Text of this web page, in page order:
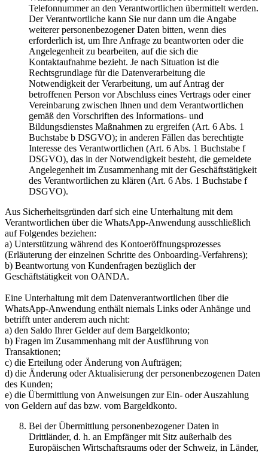
Telefonnummer an den Verantwortlichen übermittelt werden.
Der Verantwortliche kann Sie nur dann um die Angabe
weiterer personenbezogener Daten bitten, wenn dies
erforderlich ist, um Ihre Anfrage zu beantworten oder die
Angelegenheit zu bearbeiten, auf die sich die
Kontaktaufnahme bezieht. Je nach Situation ist die
Rechtsgrundlage für die Datenverarbeitung die
Notwendigkeit der Verarbeitung, um auf Antrag der
betroffenen Person vor Abschluss eines Vertrags oder einer
Vereinbarung zwischen Ihnen und dem Verantwortlichen
gemäß den Vorschriften des Informations- und
Bildungsdienstes Maßnahmen zu ergreifen (Art. 6 Abs. 1
Buchstabe b DSGVO); in anderen Fällen das berechtigte
Interesse des Verantwortlichen (Art. 6 Abs. 1 Buchstabe f
DSGVO), das in der Notwendigkeit besteht, die gemeldete
Angelegenheit im Zusammenhang mit der Geschäftstätigkeit
des Verantwortlichen zu klären (Art. 6 Abs. 1 Buchstabe f
DSGVO).
Aus Sicherheitsgründen darf sich eine Unterhaltung mit dem
Verantwortlichen über die WhatsApp-Anwendung ausschließlich
auf Folgendes beziehen:
a) Unterstützung während des Kontoeröffnungsprozesses
(Erläuterung der einzelnen Schritte des Onboarding-Verfahrens);
b) Beantwortung von Kundenfragen bezüglich der
Geschäftstätigkeit von OANDA.
Eine Unterhaltung mit dem Datenverantwortlichen über die
WhatsApp-Anwendung enthält niemals Links oder Anhänge und
betrifft unter anderem auch nicht:
a) den Saldo Ihrer Gelder auf dem Bargeldkonto;
b) Fragen im Zusammenhang mit der Ausführung von
Transaktionen;
c) die Erteilung oder Änderung von Aufträgen;
d) die Änderung oder Aktualisierung der personenbezogenen Daten
des Kunden;
e) die Übermittlung von Anweisungen zur Ein- oder Auszahlung
von Geldern auf das bzw. vom Bargeldkonto.
Bei der Übermittlung personenbezogener Daten in
Drittländer, d. h. an Empfänger mit Sitz außerhalb des
Europäischen Wirtschaftsraums oder der Schweiz, in Länder,